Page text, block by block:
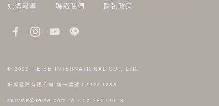
媒體報導
聯絡我們 隱私政策
© 2026 REISE INTERNATIONAL CO., LTD.
米膚國際有限公司 統一編號：54304655
service@reise.com.tw / 02-28570043